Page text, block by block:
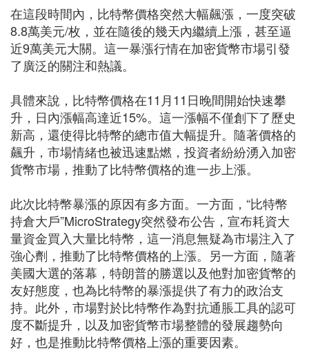
在這段時間內，比特幣價格突然大幅飆漲，一度突破
8.8萬美元/枚，並在隨後的幾天內繼續上漲，甚至逼
近9萬美元大關。這一暴漲行情在加密貨幣市場引發
了廣泛的關注和熱議。
具體來說，比特幣價格在11月11日晚間開始快速攀
升，日內漲幅高達近15%。這一漲幅不僅創下了歷史
新高，還使得比特幣的總市值大幅提升。隨著價格的
飆升，市場情緒也被迅速點燃，投資者紛紛湧入加密
貨幣市場，推動了比特幣價格的進一步上漲。
此次比特幣暴漲的原因有多方面。一方面，“比特幣
持倉大戶”MicroStrategy突然發布公告，宣布耗資大
量資金買入大量比特幣，這一消息無疑為市場注入了
強心劑，推動了比特幣價格的上漲。另一方面，隨著
美國大選的落幕，特朗普的勝選以及他對加密貨幣的
友好態度，也為比特幣的暴漲提供了有力的政治支
持。此外，市場對於比特幣作為對抗通脹工具的認可
度不斷提升，以及加密貨幣市場整體的發展趨勢向
好，也是推動比特幣價格上漲的重要因素。